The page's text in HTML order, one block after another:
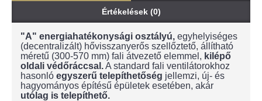
Értékelések (0)
"A" energiahatékonysági osztályú, egyhelyiséges
(decentralizált) hővisszanyerős szellőztető, állítható
méretű (300-570 mm) fali átvezető elemmel, kilépő
oldali védőráccsal.A standard fali ventilátorokhoz
hasonló egyszerű telepíthetőség jellemzi, új- és
hagyományos építésű épületek esetében, akár
utólag is telepíthető.